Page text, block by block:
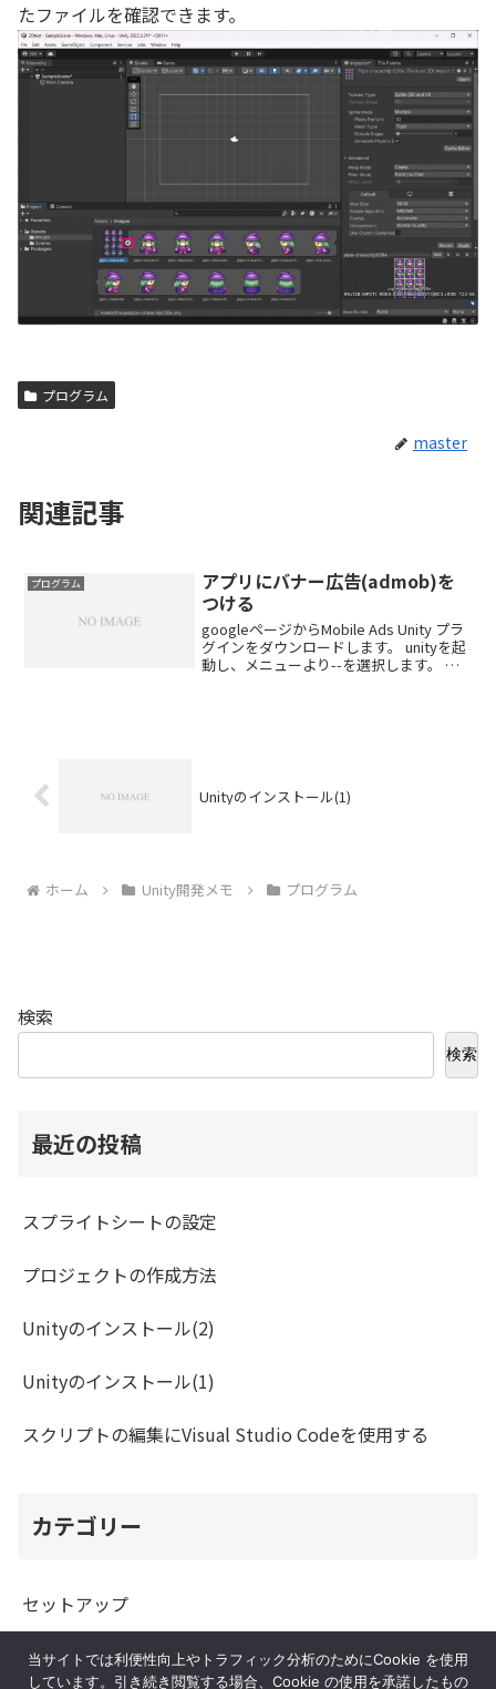
たファイルを確認できます。
プログラム
master
関連記事
プログラム
アプリにバナー広告(admob)を
つける
googleページからMobile Ads Unity プラ
グインをダウンロードします。 unityを起
動し、メニューより--を選択します。 ダ
Unityのインストール(1)
ホーム Unity開発メモ プログラム
検索
検索
最近の投稿
スプライトシートの設定
プロジェクトの作成方法
Unityのインストール(2)
Unityのインストール(1)
スクリプトの編集にVisual Studio Codeを使用する
カテゴリー
セットアップ
プログラム
当サイトでは利便性向上やトラフィック分析のためにCookie を使用
しています。引き続き閲覧する場合、Cookie の使用を承諾したもの